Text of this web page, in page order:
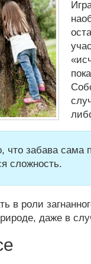
что забава сама
сложность.
в роли
даже в